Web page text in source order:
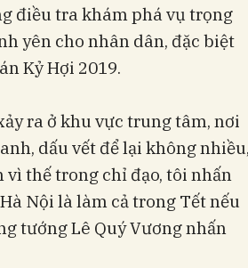
điều tra khám phá vụ trọng
yên cho nhân dân, đặc biệt
Kỷ Hợi 2019.
ra ở khu vực trung tâm, nơi
dấu vết để lại không nhiều,
vì thế trong chỉ đạo, tôi nhấn
Nội là làm cả trong Tết nếu
tướng Lê Quý Vương nhấn